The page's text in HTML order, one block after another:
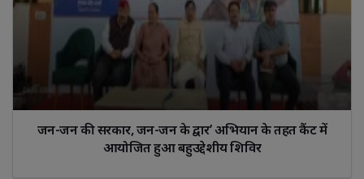
जन-जन की सरकार, जन-जन के द्वार’ अभियान के तहत कैंट में
आयोजित हुआ बहुउद्देशीय शिविर